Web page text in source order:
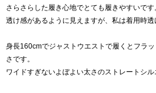
さらさらした履き心地でとても履きやすいで
透け感があるように見えますが、私は着用時透
身長160cmでジャストウエストで履くとフラ
さです。
ワイドすぎないよぼよい太さのストレートシル